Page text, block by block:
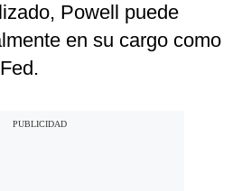
Powell puede
en su cargo como